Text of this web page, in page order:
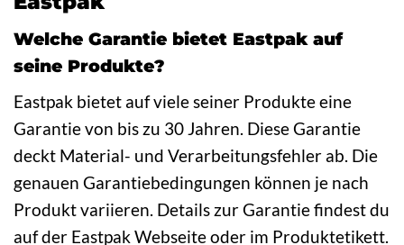
Welche Garantie bietet Eastpak auf
seine Produkte?
Eastpak bietet auf viele seiner Produkte eine
Garantie von bis zu 30 Jahren. Diese Garantie
deckt Material- und Verarbeitungsfehler ab. Die
genauen Garantiebedingungen können je nach
Produkt variieren. Details zur Garantie findest du
auf der Eastpak Webseite oder im Produktetikett.